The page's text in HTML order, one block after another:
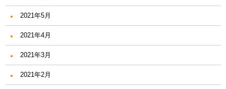
2021年5月
2021年4月
2021年3月
2021年2月